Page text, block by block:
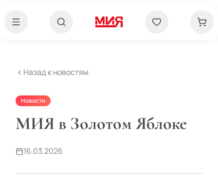
Назад к новостям
Новости
МИЯ в Золотом Яблоке
16.03.2026